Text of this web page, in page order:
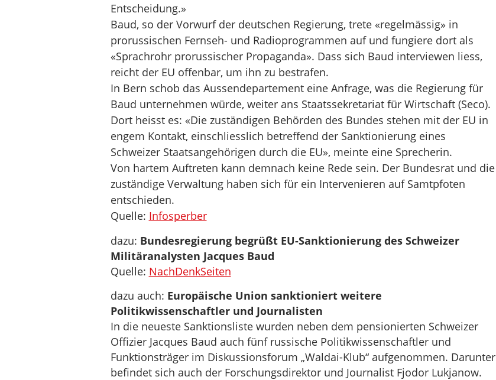
Entscheidung.»
Baud, so der Vorwurf der deutschen Regierung, trete «regelmässig» in
prorussischen Fernseh- und Radioprogrammen auf und fungiere dort als
«Sprachrohr prorussischer Propaganda». Dass sich Baud interviewen liess,
reicht der EU offenbar, um ihn zu bestrafen.
In Bern schob das Aussendepartement eine Anfrage, was die Regierung für
Baud unternehmen würde, weiter ans Staatssekretariat für Wirtschaft (Seco).
Dort heisst es: «Die zuständigen Behörden des Bundes stehen mit der EU in
engem Kontakt, einschliesslich betreffend der Sanktionierung eines
Schweizer Staatsangehörigen durch die EU», meinte eine Sprecherin.
Von hartem Auftreten kann demnach keine Rede sein. Der Bundesrat und die
zuständige Verwaltung haben sich für ein Intervenieren auf Samtpfoten
entschieden.
Quelle: Infosperber
dazu: Bundesregierung begrüßt EU-Sanktionierung des Schweizer
Militäranalysten Jacques Baud
Quelle: NachDenkSeiten
dazu auch: Europäische Union sanktioniert weitere
Politikwissenschaftler und Journalisten
In die neueste Sanktionsliste wurden neben dem pensionierten Schweizer
Offizier Jacques Baud auch fünf russische Politikwissenschaftler und
Funktionsträger im Diskussionsforum „Waldai-Klub“ aufgenommen. Darunter
befindet sich auch der Forschungsdirektor und Journalist Fjodor Lukjanow.